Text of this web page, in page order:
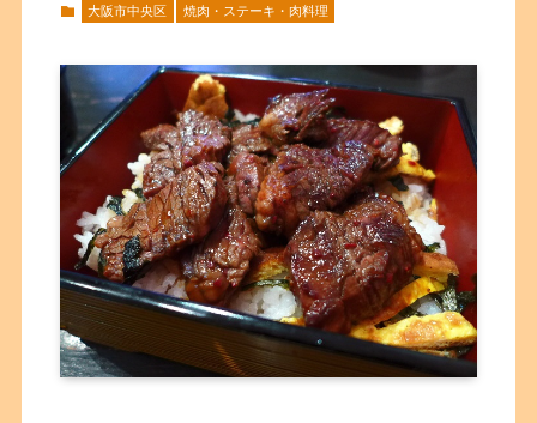
大阪市中央区 焼肉・ステーキ・肉料理